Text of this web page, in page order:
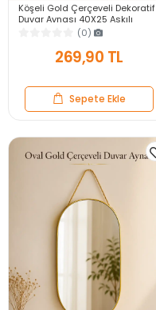
Köşeli Gold Çerçeveli Dekoratif
Duvar Aynası 40X25 Askılı
Modern Salon Antre Banyo
Yatak Odası Ayna
(0)
269,90 TL
Sepete Ekle